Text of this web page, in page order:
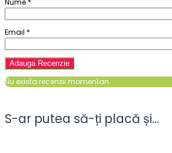
Nume *
Email *
Nu exista recenzii momentan.
S-ar putea să-ți placă și…